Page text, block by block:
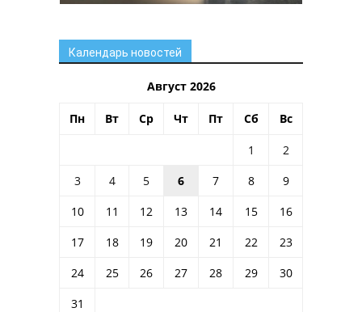
Календарь новостей
Август 2026
Пн Вт Ср Чт Пт Сб Вс
1
2
3
4 5 6 7 8
9
10
11 12 13 14 15
16
17
18 19 20 21 22
23
24
25 26 27 28 29
30
31